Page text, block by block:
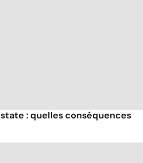
: quelles conséquences